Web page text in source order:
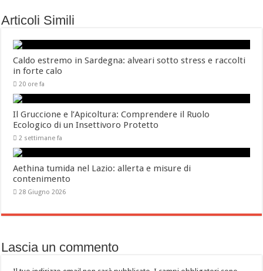
Articoli Simili
Caldo estremo in Sardegna: alveari sotto stress e raccolti
in forte calo
20 ore fa
Il Gruccione e l’Apicoltura: Comprendere il Ruolo
Ecologico di un Insettivoro Protetto
2 settimane fa
Aethina tumida nel Lazio: allerta e misure di
contenimento
28 Giugno 2026
Lascia un commento